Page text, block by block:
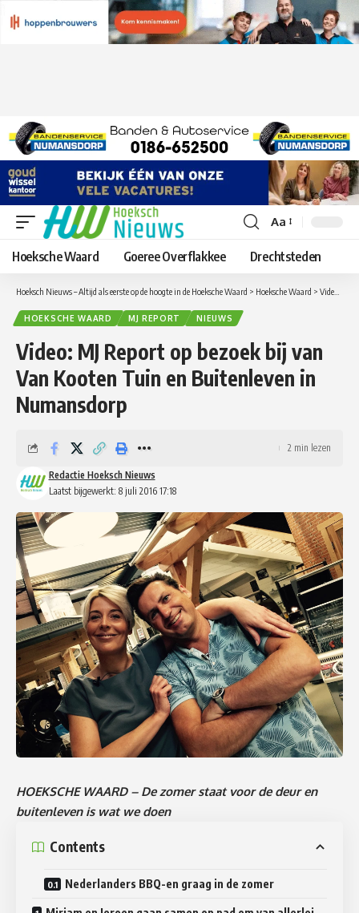
Lettergrootte
aanpassen
Aa
Hoeksche Waard Goeree Overflakkee Drechtsteden
Hoeksch Nieuws – Altijd als eerste op de hoogte in de Hoeksche Waard > Hoeksche Waard > Video: MJ Report op bezoek bij van Van Kooten Tuin en Buitenleven in Numansdorp
HOEKSCHE WAARD MJ REPORT NIEUWS
Video: MJ Report op bezoek bij van
Van Kooten Tuin en Buitenleven in
Numansdorp
Laatst bijgewerkt: 8 juli 2016 17:18
Redactie Hoeksch Nieuws
2 min lezen
HOEKSCHE WAARD – De zomer staat voor de deur en
buitenleven is wat we doen
Contents
Nederlanders BBQ-en graag in de zomer